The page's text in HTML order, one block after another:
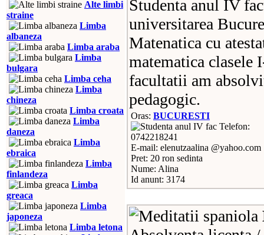
Alte limbi
straine
Limba
albaneza
Limba araba
Limba
bulgara
Limba ceha
Limba
chineza
Limba croata
Limba
daneza
Limba
ebraica
Limba
finlandeza
Limba
greaca
Limba
japoneza
Limba letona
Studenta anul IV
universitarea
Matenatica cu
matematica clasele
facultatii am
pedagogic.
Oras: BUCURESTI
Telefon:
0742218241
E-mail: elenutzaalina @yahoo.com
Pret: 20 ron sedinta
Nume: Alina
Id anunt: 3174